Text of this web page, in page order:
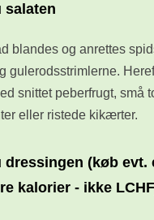
salaten
blandes og anrettes
gulerodsstrimlerne.
snittet peberfrugt, små
eller ristede kikærter.
dressingen (køb evt.
kalorier - ikke